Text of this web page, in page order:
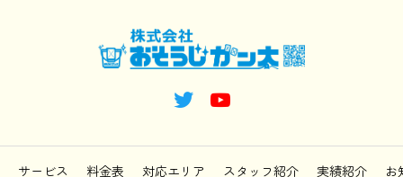
サービス 料金表 対応エリア スタッフ紹介 実績紹介 お